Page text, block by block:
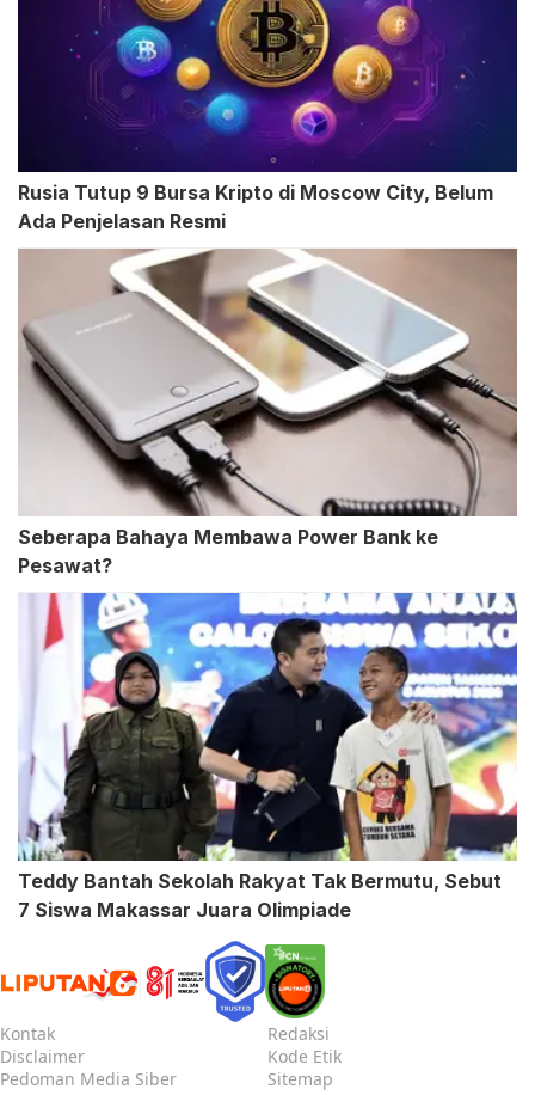
Rusia Tutup 9 Bursa Kripto di Moscow City, Belum
Ada Penjelasan Resmi
Seberapa Bahaya Membawa Power Bank ke
Pesawat?
Teddy Bantah Sekolah Rakyat Tak Bermutu, Sebut
7 Siswa Makassar Juara Olimpiade
Kontak
Redaksi
Disclaimer
Kode Etik
Pedoman Media Siber
Sitemap